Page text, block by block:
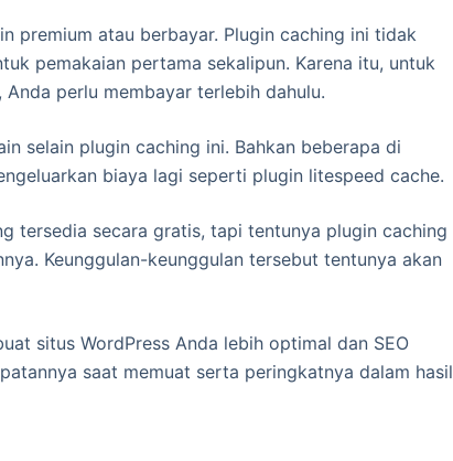
premium atau berbayar. Plugin caching ini tidak
pemakaian pertama sekalipun. Karena itu, untuk
perlu membayar terlebih dahulu.
selain plugin caching ini. Bahkan beberapa di
biaya lagi seperti plugin litespeed cache.
tersedia secara gratis, tapi tentunya plugin caching
Keunggulan-keunggulan tersebut tentunya akan
situs WordPress Anda lebih optimal dan SEO
saat memuat serta peringkatnya dalam hasil